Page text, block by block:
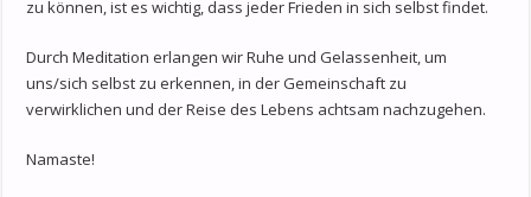
zu können, ist es wichtig, dass jeder Frieden in sich selbst findet.
Durch Meditation erlangen wir Ruhe und Gelassenheit, um
uns/sich selbst zu erkennen, in der Gemeinschaft zu
verwirklichen und der Reise des Lebens achtsam nachzugehen.
Namaste!